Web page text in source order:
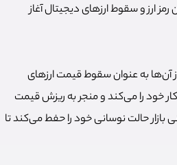
ارز و سقوط ارزهای دیجیتال آغاز
آن‌ها به عنوان سقوط قیمت ارزهای
خود را می‌کند و منجر به ریزش قیمت
حالت نوسانی خود را حفط می‌کند تا